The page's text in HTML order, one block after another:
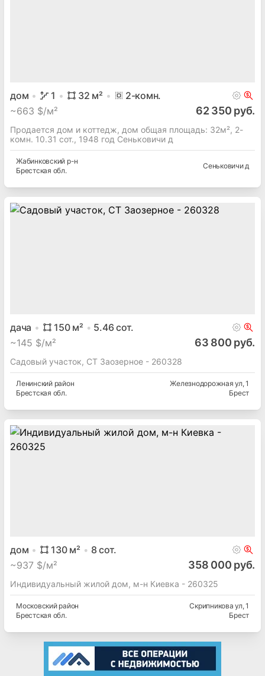
дом 1 32 м² 2-комн.
~663 $/м² 62 350 руб.
Продается дом и коттедж, дом общая площадь: 32м², 2-
комн. 10.31 сот., 1948 год Сеньковичи д
Жабинковский р-н
Брестская обл.
Сеньковичи д
дача 150м² 5.46сот.
~145 $/м² 63 800 руб.
Садовый участок, СТ Заозерное - 260328
Ленинскийрайон
Брестская обл.
Железнодорожная ул, 1
Брест
дом 130м² 8 сот.
~937 $/м² 358 000 руб.
Индивидуальный жилой дом, м-н Киевка - 260325
Московскийрайон
Брестская обл.
Скрипникова ул, 1
Брест